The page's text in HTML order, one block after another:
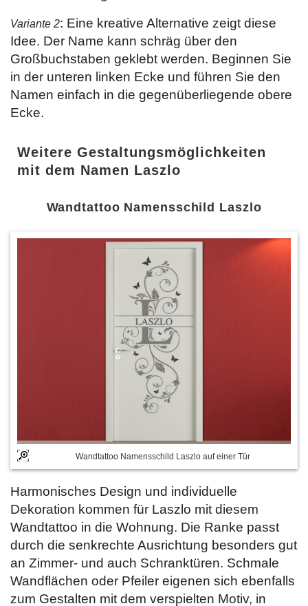
Variante 2: Eine kreative Alternative zeigt diese
Idee. Der Name kann schräg über den
Großbuchstaben geklebt werden. Beginnen Sie
in der unteren linken Ecke und führen Sie den
Namen einfach in die gegenüberliegende obere
Ecke.
Weitere Gestaltungsmöglichkeiten
mit dem Namen Laszlo
Wandtattoo Namensschild Laszlo
Wandtattoo Namensschild Laszlo auf einer Tür
Harmonisches Design und individuelle
Dekoration kommen für Laszlo mit diesem
Wandtattoo in die Wohnung. Die Ranke passt
durch die senkrechte Ausrichtung besonders gut
an Zimmer- und auch Schranktüren. Schmale
Wandflächen oder Pfeiler eigenen sich ebenfalls
zum Gestalten mit dem verspielten Motiv, in